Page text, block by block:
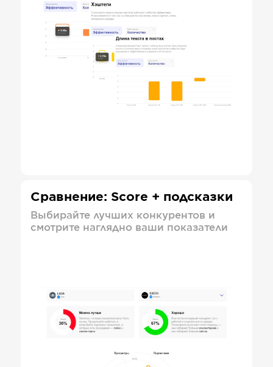
Сравнение: Score + подсказки
Выбирайте лучших конкурентов и
смотрите наглядно ваши показатели